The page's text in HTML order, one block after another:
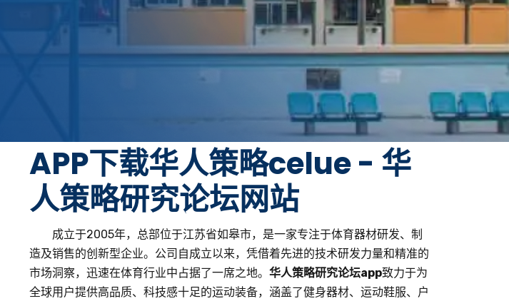
APP下载华人策略celue - 华
人策略研究论坛网站
成立于2005年，总部位于江苏省如皋市，是一家专注于体育器材研发、制
造及销售的创新型企业。公司自成立以来，凭借着先进的技术研发力量和精准的
市场洞察，迅速在体育行业中占据了一席之地。 华人策略研究论坛app致力于为
全球用户提供高品质、科技感十足的运动装备，涵盖了健身器材、运动鞋服、户